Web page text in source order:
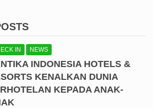
IN NEWS
INDONESIA HOTELS &
KENALKAN DUNIA
KEPADA ANAK-